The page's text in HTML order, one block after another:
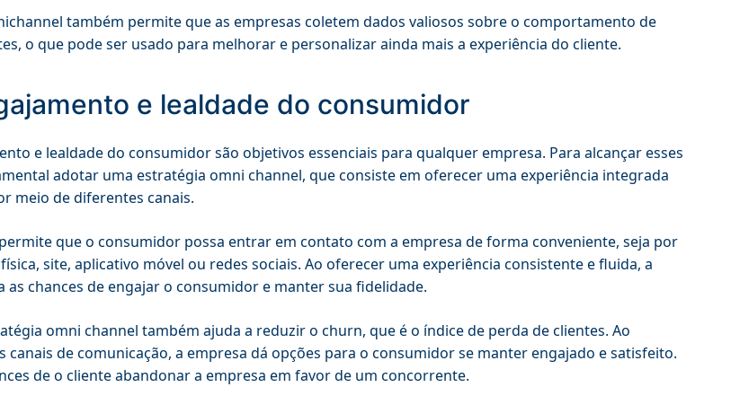
também permite que as empresas coletem dados valiosos sobre o comportamento de
o que pode ser usado para melhorar e personalizar ainda mais a experiência do cliente.
e lealdade do consumidor
e lealdade do consumidor são objetivos essenciais para qualquer empresa. Para alcançar esses
adotar uma estratégia omni channel, que consiste em oferecer uma experiência integrada
meio de diferentes canais.
que o consumidor possa entrar em contato com a empresa de forma conveniente, seja por
site, aplicativo móvel ou redes sociais. Ao oferecer uma experiência consistente e fluida, a
as chances de engajar o consumidor e manter sua fidelidade.
omni channel também ajuda a reduzir o churn, que é o índice de perda de clientes. Ao
de comunicação, a empresa dá opções para o consumidor se manter engajado e satisfeito.
de o cliente abandonar a empresa em favor de um concorrente.